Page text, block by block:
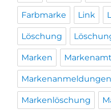
Farbmarke Link
Löschung
Marken Markenamt
Markenanmeldungen
Markenlöschung